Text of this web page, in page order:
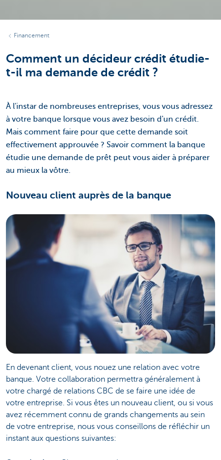
Financement
Comment un décideur crédit étudie-
t-il ma demande de crédit ?
À l'instar de nombreuses entreprises, vous vous adressez
à votre banque lorsque vous avez besoin d'un crédit.
Mais comment faire pour que cette demande soit
effectivement approuvée ? Savoir comment la banque
étudie une demande de prêt peut vous aider à préparer
au mieux la vôtre.
Nouveau client auprès de la banque
En devenant client, vous nouez une relation avec votre
banque. Votre collaboration permettra généralement à
votre chargé de relations CBC de se faire une idée de
votre entreprise. Si vous êtes un nouveau client, ou si vous
avez récemment connu de grands changements au sein
de votre entreprise, nous vous conseillons de réfléchir un
instant aux questions suivantes: